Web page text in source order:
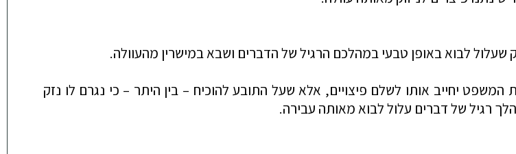
יחייב אותו לשלם פיצויים, אלא שעל התובע להוכיח – בין היתר – כי נגרם לו נזק
רגיל של דברים עלול לבוא מאותה עבירה.